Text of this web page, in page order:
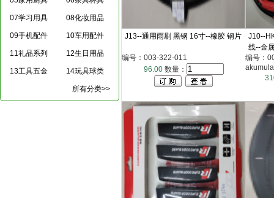
07学习用具 08化妆用品
09手机配件 10车用配件
11礼品系列 12生日用品
13工具五金 14玩具球类
所有分类>>
J13--通用雨刷 黑钢 16寸--橡胶 钢片
编号：003-322-011
96.00数量：
J10--
线--金
编号：